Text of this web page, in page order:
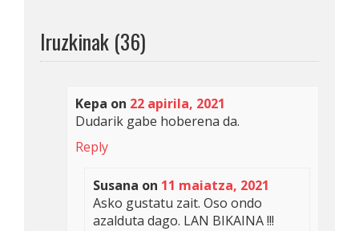
Iruzkinak (36)
Kepa on 22 apirila, 2021
Dudarik gabe hoberena da.
Reply
Susana on 11 maiatza, 2021
Asko gustatu zait. Oso ondo
azalduta dago. LAN BIKAINA !!!